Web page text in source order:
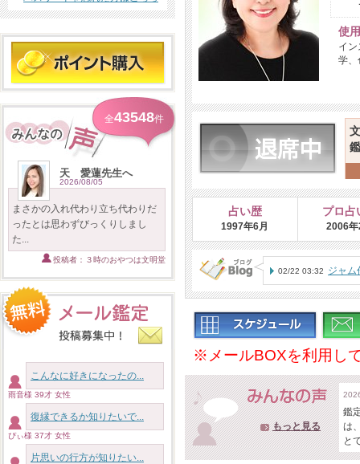
全43548件
天 愛蓮先生へ
2026/08/05
まさかの入れ代わり立ち代わりだ
ったとは思わずびっくりしまし
た...
投稿者：３時のおやつは文明堂
こんなに好きになったの...
雨音様 39才 女性
復縁できるか知りたいで...
ぴぃ様 37才 女性
片思いの行方が知りたい...
使
イ
学、
占い歴
1997年6月
プロ占
2006
02/22 03:32 ジャム
※メールBOXを利用し
もっと見る
鑑
は
と